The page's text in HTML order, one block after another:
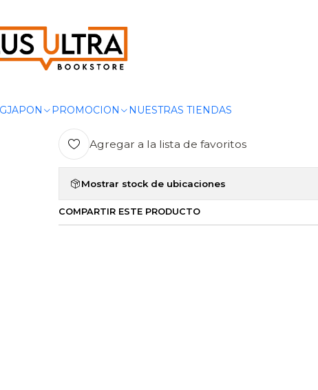
JAPON PROMOCION NUESTRAS TIENDAS
|
SOLO LEVELING 04 -
Cantidad
Agregar al Carro
Agregar a la lista de favoritos
Mostrar stock de ubicaciones
COMPARTIR ESTE PRODUCTO